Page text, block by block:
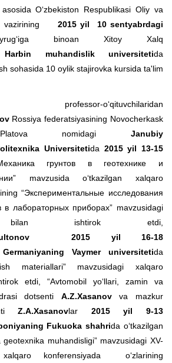
O‘zbekiston Respublikasi Oliy va
vazirining 2015 yil 10 sentyabrdagi
binoan Xitoy Xalq
Harbin muhandislik universitetida
sohasida 10 oylik stajirovka kursida ta'lim
o‘qituvchilaridan
Rossiya federatsiyasining Novocherkask
nomidagi Janubiy
olitexnika Universitetida 2015 yil 13-15
грунтов в геотехнике и
mavzusida o‘tkazilgan xalqaro
“Экспериментальные исследования
в лабораторных приборах” mavzusidagi
bilan ishtirok etdi,
2015 yil
16-18
Germaniyaning Vaymer universitetida
materiallari” mavzusidagi xalqaro
etdi, “Avtomobil yo‘llari, zamin va
dotsenti A.Z.Xasanovva mazkur
Z.A.Xasanovlar 2015yil
9-13
Fukuoka shahrida o‘tkazilgan
muhandisligi” mavzusidagi XV-
konferensiyada o‘zlarining